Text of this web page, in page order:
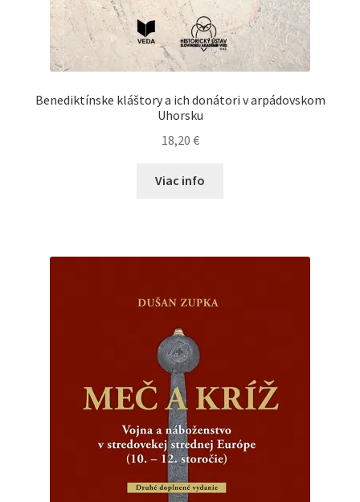
Benediktínske kláštory a ich donátori v arpádovskom
Uhorsku
18,20 €
Viac info